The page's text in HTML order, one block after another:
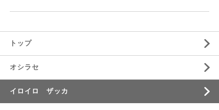
トップ
オシラセ
イロイロ ザッカ